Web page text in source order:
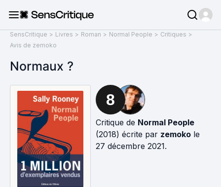
SensCritique > Livres > Roman > Normal People > Critiques >
Avis de zemoko
Normaux ?
8
Critique de Normal People
(2018) écrite par zemoko le
27 décembre 2021.